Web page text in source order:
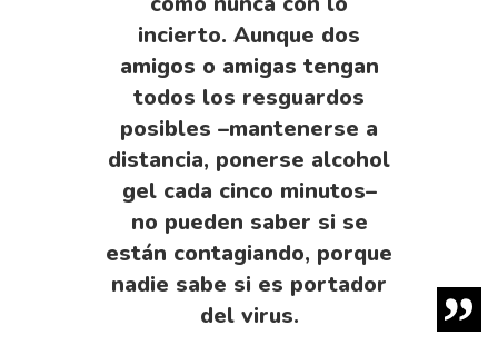
incierto. Aunque dos
amigos o amigas tengan
todos los resguardos
posibles –mantenerse a
distancia, ponerse alcohol
gel cada cinco minutos–
no pueden saber si se
están contagiando, porque
nadie sabe si es portador
del virus.